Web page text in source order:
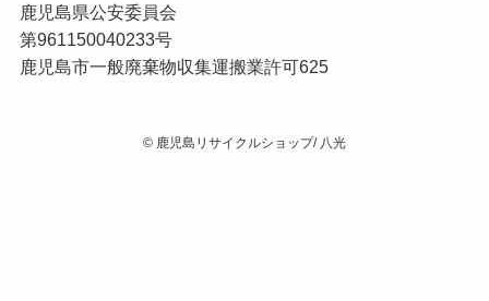
鹿児島県公安委員会
第961150040233号
鹿児島市一般廃棄物収集運搬業許可625
© 鹿児島リサイクルショップ/ 八光